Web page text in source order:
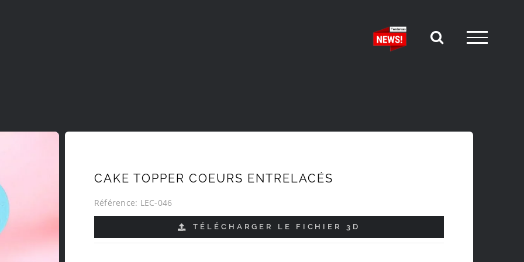
CAKE TOPPER COEURS ENTRELACÉS
Référence: LEC-046
TÉLÉCHARGER LE FICHIER 3D